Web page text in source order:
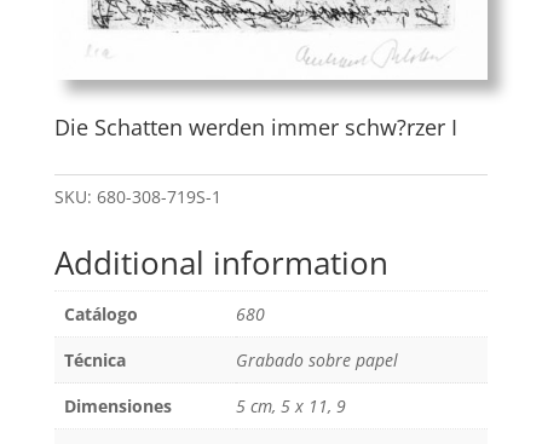
Die Schatten werden immer schw?rzer I
SKU: 680-308-719S-1
Additional information
Catálogo
680
Técnica
Grabado sobre papel
Dimensiones
5 cm, 5 x 11, 9